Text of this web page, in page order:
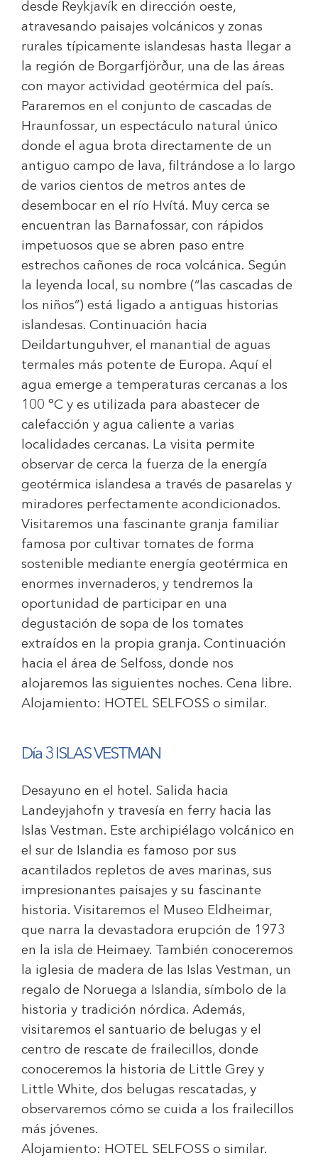
desde Reykjavík en dirección oeste,
atravesando paisajes volcánicos y zonas
rurales típicamente islandesas hasta llegar a
la región de Borgarfjörður, una de las áreas
con mayor actividad geotérmica del país.
Pararemos en el conjunto de cascadas de
Hraunfossar, un espectáculo natural único
donde el agua brota directamente de un
antiguo campo de lava, filtrándose a lo largo
de varios cientos de metros antes de
desembocar en el río Hvítá. Muy cerca se
encuentran las Barnafossar, con rápidos
impetuosos que se abren paso entre
estrechos cañones de roca volcánica. Según
la leyenda local, su nombre (“las cascadas de
los niños”) está ligado a antiguas historias
islandesas. Continuación hacia
Deildartunguhver, el manantial de aguas
termales más potente de Europa. Aquí el
agua emerge a temperaturas cercanas a los
100 °C y es utilizada para abastecer de
calefacción y agua caliente a varias
localidades cercanas. La visita permite
observar de cerca la fuerza de la energía
geotérmica islandesa a través de pasarelas y
miradores perfectamente acondicionados.
Visitaremos una fascinante granja familiar
famosa por cultivar tomates de forma
sostenible mediante energía geotérmica en
enormes invernaderos, y tendremos la
oportunidad de participar en una
degustación de sopa de los tomates
extraídos en la propia granja. Continuación
hacia el área de Selfoss, donde nos
alojaremos las siguientes noches. Cena libre.
Alojamiento: HOTEL SELFOSS o similar.
Día 3 ISLAS VESTMAN
Desayuno en el hotel. Salida hacia
Landeyjahofn y travesía en ferry hacia las
Islas Vestman. Este archipiélago volcánico en
el sur de Islandia es famoso por sus
acantilados repletos de aves marinas, sus
impresionantes paisajes y su fascinante
historia. Visitaremos el Museo Eldheimar,
que narra la devastadora erupción de 1973
en la isla de Heimaey. También conoceremos
la iglesia de madera de las Islas Vestman, un
regalo de Noruega a Islandia, símbolo de la
historia y tradición nórdica. Además,
visitaremos el santuario de belugas y el
centro de rescate de frailecillos, donde
conoceremos la historia de Little Grey y
Little White, dos belugas rescatadas, y
observaremos cómo se cuida a los frailecillos
más jóvenes.
Alojamiento: HOTEL SELFOSS o similar.